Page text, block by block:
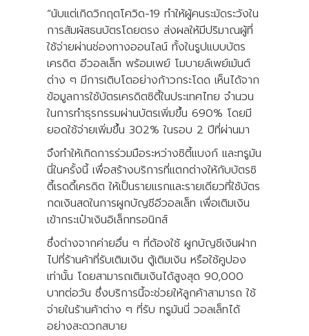
“นับแต่เกิดวิกฤตโควิด-19 ทำให้ผู้คนระมัดระวังใน
การสัมผัสธนบัตรโดยตรง ส่งผลให้มีปริมาณผู้ที่
ใช้จ่ายผ่านช่องทางออนไลน์ ทั้งในรูปแบบบัตร
เครดิต อีวอลเล็ท พร้อมเพย์ โมบายล์เพย์เม้นต์
ต่าง ๆ มีการเติบโตอย่างก้าวกระโดด เห็นได้จาก
ข้อมูลการใช้บัตรเครดิตซิตี้ในประเทศไทย จำนวน
ในการทำธุรกรรมผ่านบัตรเพิ่มขึ้น 690% โดยมี
ยอดใช้จ่ายเพิ่มขึ้น 302% ในรอบ 2 ปีที่ผ่านมา
จึงทำให้เกิดการร่วมมือระหว่างซิตี้แบงก์ และทรูมัน
นี่ในครั้งนี้ เพื่อสร้างบริการที่แตกต่างให้กับบัตรซิ
ตี้เรดดี้เครดิต ให้เป็นรายแรกและรายเดียวที่ใช้บัตร
กดเงินสดในการผูกบัญชีอีวอลเล็ท เพื่อเติมเงิน
เข้ากระเป๋าเงินอิเล็กทรอนิกส์
ซึ่งต่างจากค่ายอื่น ๆ ที่ต้องใช้ ผูกบัญชีเงินฝาก
ไปที่ร้านค้าที่รับเติมเงิน ตู้เติมเงิน หรือใช้คูปอง
เท่านั้น โดยสามารถเติมเงินได้สูงสุด 90,000
บาทต่อวัน ซึ่งบริการนี้จะช่วยให้ลูกค้าสามารถ ใช้
จ่ายในร้านค้าต่าง ๆ ที่รับ ทรูมันนี่ วอลเล็ทได้
อย่างสะดวกสบาย